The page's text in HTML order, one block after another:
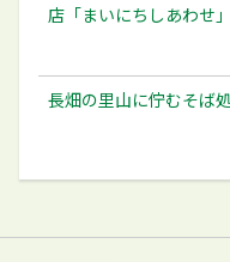
店「まいにちしあわせ」
長畑の里山に佇むそば